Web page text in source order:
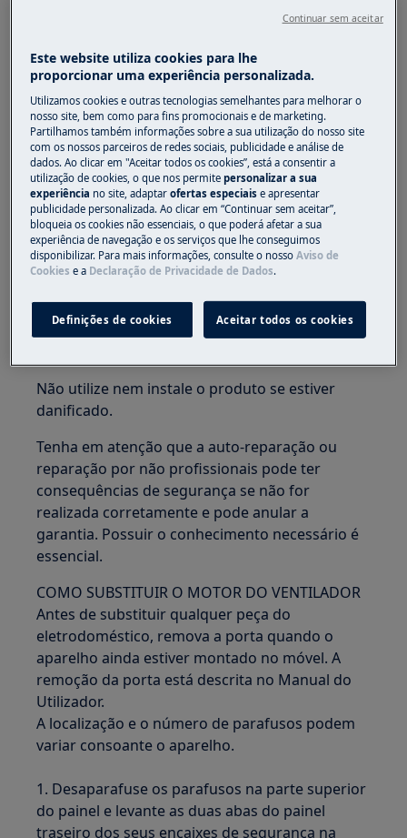
ATENÇÃO!PERIGO DE ASFIXIA
Peças pequenas não são adequadas para
crianças menores de 3 anos. Mantenha todas as
peças pequenas e embalagens fora do alcance
das crianças.
Apenas adultos devem usar ou instalar o
produto.
Certifique-se de usar o produto apenas para o
fim a que se destina e verifique se é uma peça
Não utilize nem instale o produto se estiver
danificado.
Tenha em atenção que a auto-reparação ou
reparação por não profissionais pode ter
consequências de segurança se não for
realizada corretamente e pode anular a
garantia. Possuir o conhecimento necessário é
essencial.
COMO SUBSTITUIR O MOTOR DO VENTILADOR
Antes de substituir qualquer peça do
eletrodoméstico, remova a porta quando o
aparelho ainda estiver montado no móvel. A
remoção da porta está descrita no Manual do
Utilizador.
A localização e o número de parafusos podem
variar consoante o aparelho.
1. Desaparafuse os parafusos na parte superior
do painel e levante as duas abas do painel
traseiro dos seus encaixes de segurança na
Este website utiliza cookies para lhe
proporcionar uma experiência personalizada.
Utilizamos cookies e outras tecnologias semelhantes para melhorar o
nosso site, bem como para fins promocionais e de marketing.
Partilhamos também informações sobre a sua utilização do nosso site
com os nossos parceiros de redes sociais, publicidade e análise de
dados. Ao clicar em "Aceitar todos os cookies”, está a consentir a
utilização de cookies, o que nos permitepersonalizar a sua
experiência no site, adaptarofertas especiaise apresentar
publicidade personalizada. Ao clicar em “Continuar sem aceitar”,
bloqueia os cookies não essenciais, o que poderá afetar a sua
experiência de navegação e os serviços que lhe conseguimos
disponibilizar. Para mais informações, consulte o nossoAviso de
Cookies e a Declaração de Privacidade de Dados.
Definições de cookies Aceitar todos os cookies
Continuar sem aceitar